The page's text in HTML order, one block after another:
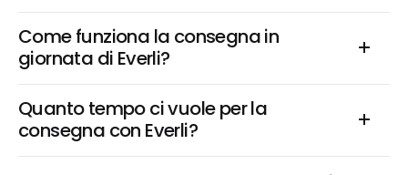
Come funziona la consegna in
giornata di Everli?
Quanto tempo ci vuole per la
consegna con Everli?